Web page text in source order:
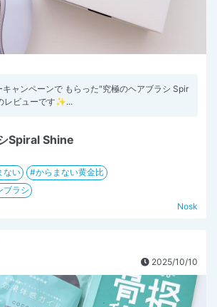
キャンペーンで もらった"究極のヘアブラシ Spir
レビューです✨...
Spiral Shine
ない
からまない黄金比
ブラシ
Nosk
2025/10/10